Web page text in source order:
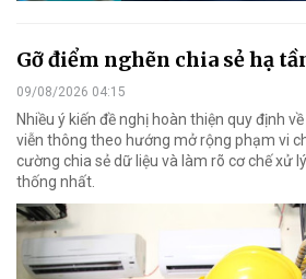
Gỡ điểm nghẽn chia sẻ hạ
09/08/2026 04:15
Nhiều ý kiến đề nghị hoàn thiện quy định
viễn thông theo hướng mở rộng phạm vi
cường chia sẻ dữ liệu và làm rõ cơ chế xử
thống nhất.